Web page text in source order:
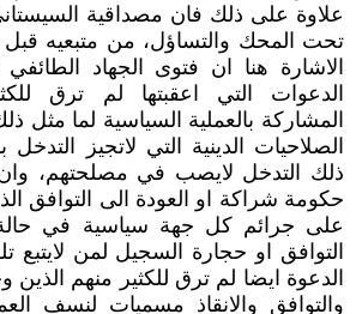
علاوة على ذلك فان مصداقية
تحت المحك والتساؤل، من متبعيه قبل
الاشارة هنا ان فتوى الجهاد
الدعوات التي اعقبتها لم ترق
المشاركة بالعملية السياسية لما مثل
الصلاحيات الدينية التي لاتجيز
ذلك التدخل لايصب في مصلحتهم،
حكومة شراكة او العودة الى التوافق
على جرائم كل جهة سياسية في
التوافق او حجارة السجيل لمن لايتبع
الدعوة ايضا لم ترق للكثير منهم الذين
والتوافق والانقاذ مسميات لنسف